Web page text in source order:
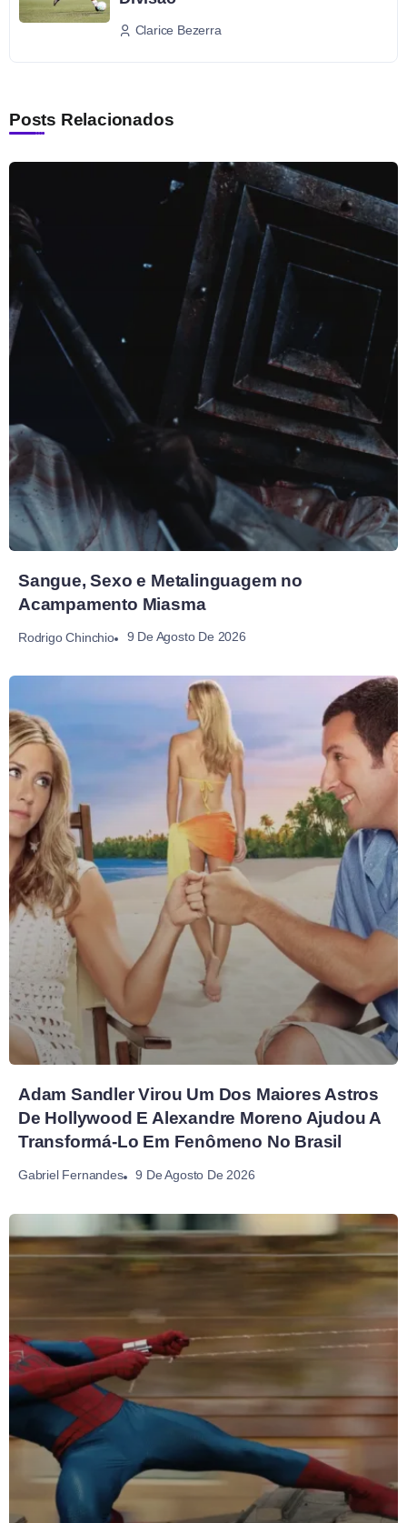
Clarice Bezerra
Posts Relacionados
Sangue, Sexo e Metalinguagem no
Acampamento Miasma
Rodrigo Chinchio 9 De Agosto De 2026
Adam Sandler Virou Um Dos Maiores Astros
De Hollywood E Alexandre Moreno Ajudou A
Transformá-Lo Em Fenômeno No Brasil
Gabriel Fernandes 9 De Agosto De 2026